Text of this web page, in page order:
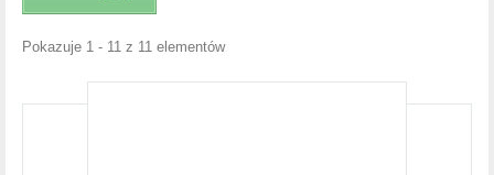
Pokazuje 1 - 11 z 11 elementów